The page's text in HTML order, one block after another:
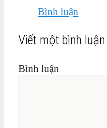
Bình luận
Viết một bình luận
Bình luận